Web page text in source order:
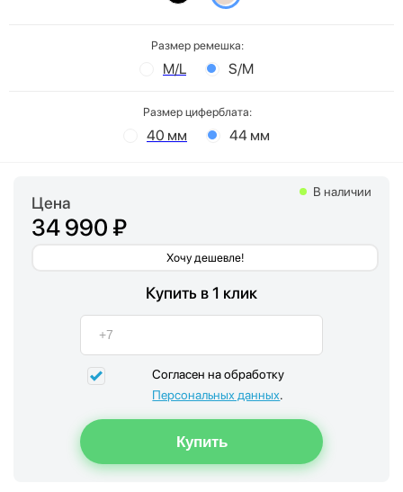
Размер ремешка:
M/L S/M
Размер циферблата:
40 мм 44 мм
Цена
34 990 ₽
Хочу дешевле!
В наличии
Купить в 1 клик
Согласен на обработку
Персональных данных.